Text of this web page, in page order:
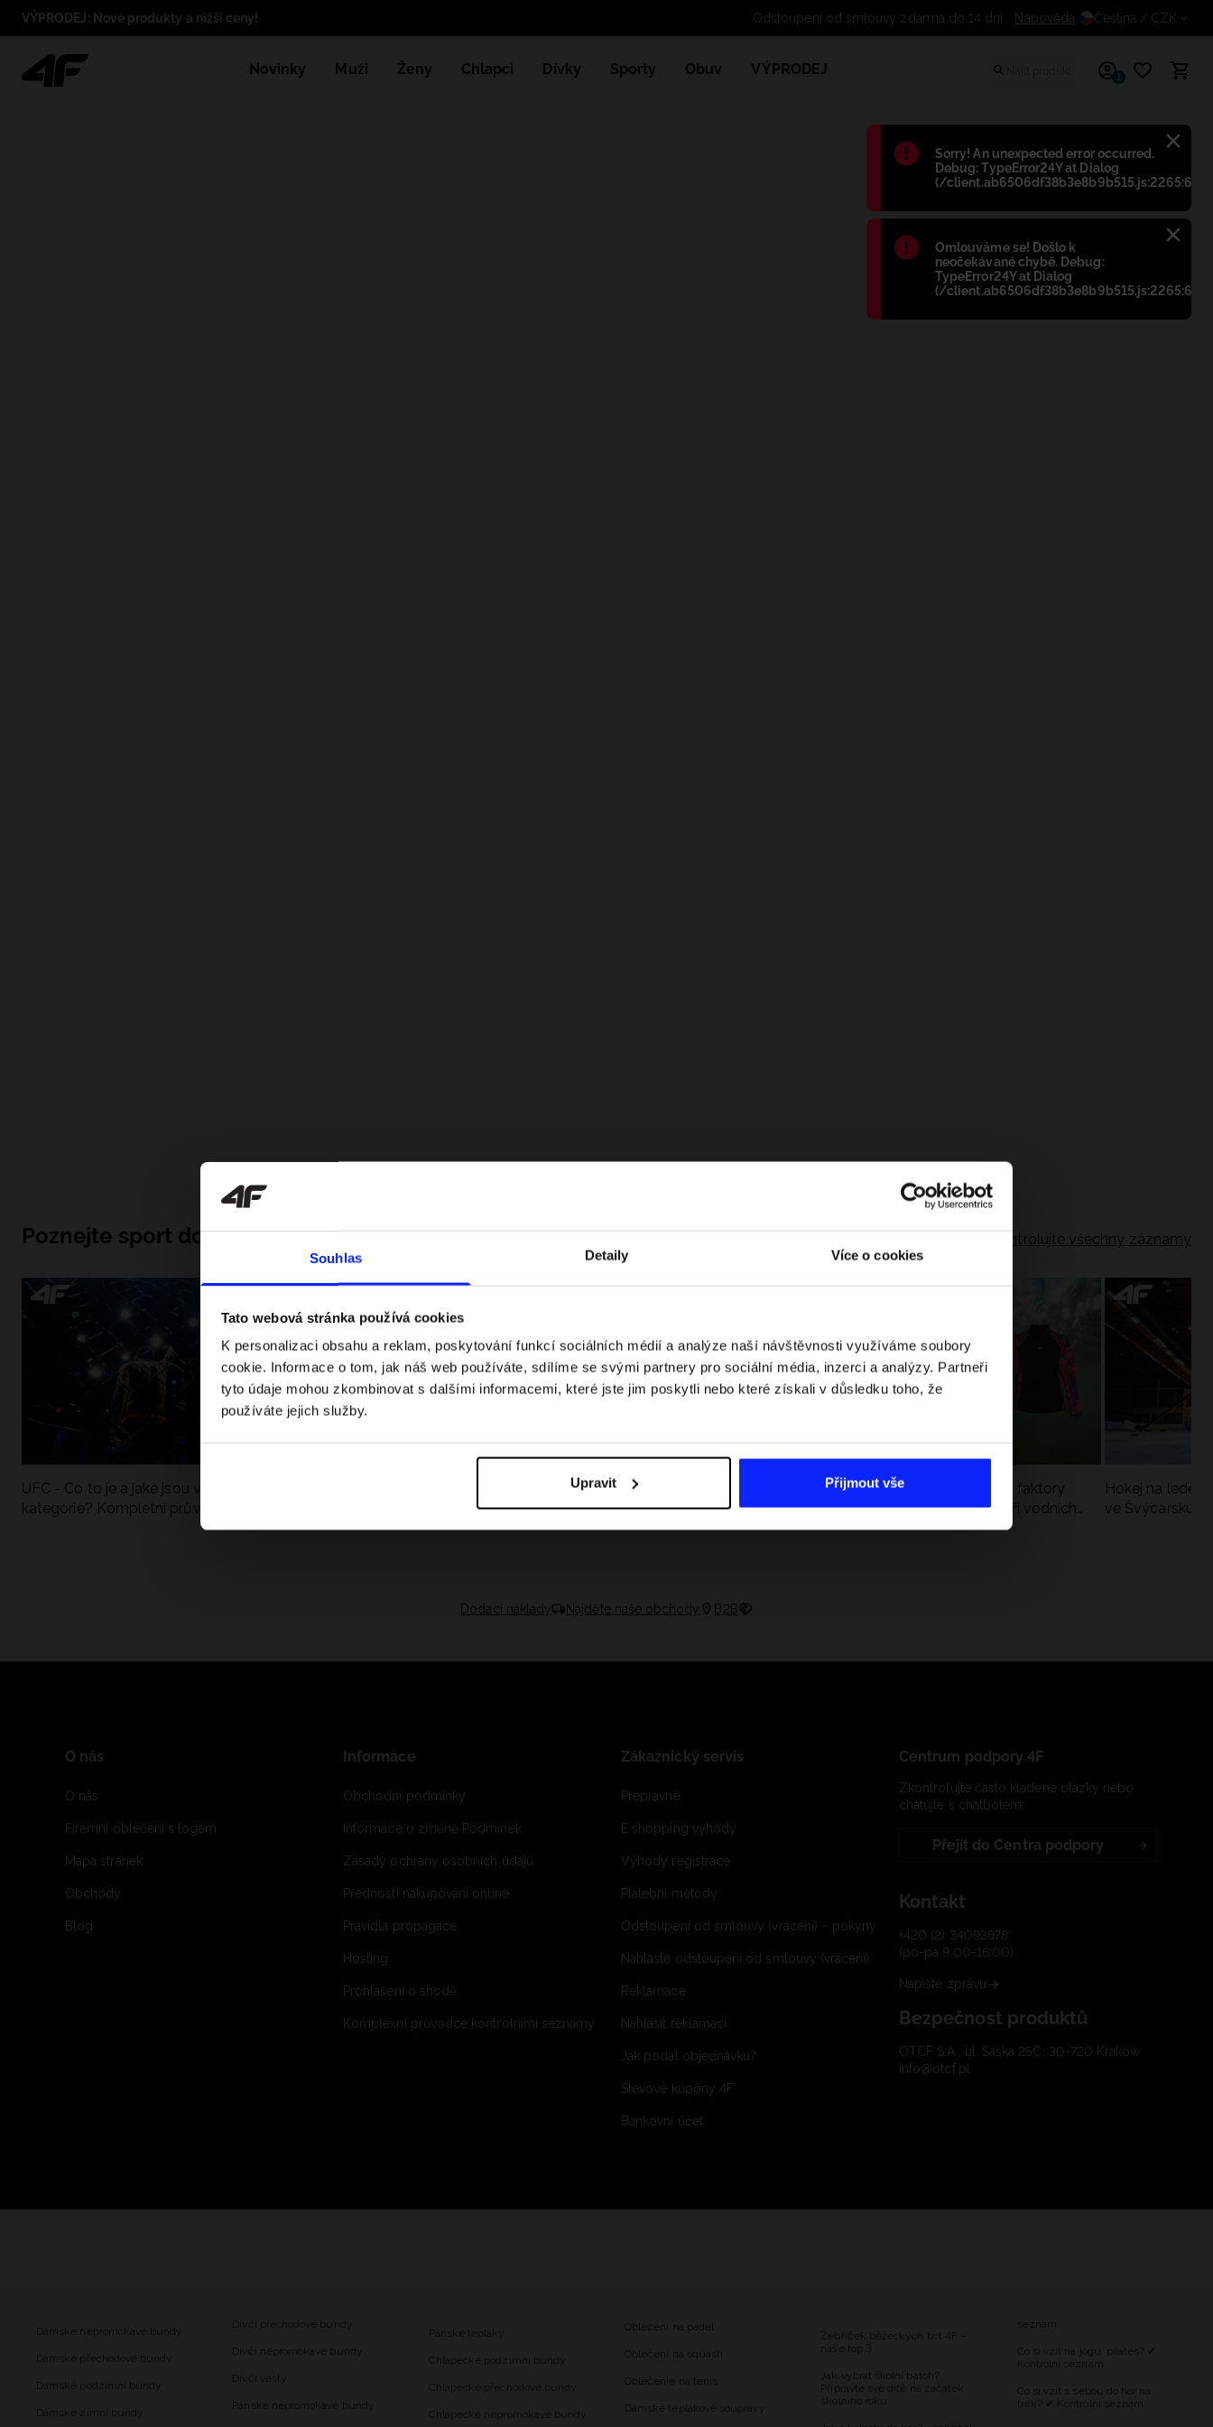
Souhlas Detaily Více o cookies
Tato webová stránka používá cookies
K personalizaci obsahu a reklam, poskytování funkcí sociálních médií a analýze naší návštěvnosti využíváme soubory
cookie. Informace o tom, jak náš web používáte, sdílíme se svými partnery pro sociální média, inzerci a analýzy. Partneři
tyto údaje mohou zkombinovat s dalšími informacemi, které jste jim poskytli nebo které získali v důsledku toho, že
používáte jejich služby.
Upravit Přijmout vše
Błąd:
Sorry! An unexpected error occurred.
Debug: TypeError24Y at Dialog
(/client.ab6506df38b3e8b9b515.js:2265:698)
Błąd:
Omlouváme se! Došlo k
neočekávané chybě. Debug:
TypeError24Y at Dialog
(/client.ab6506df38b3e8b9b515.js:2265:698)
VÝPRODEJ: Nové produkty a nižší ceny! Odstoupení od smlouvy zdarma do 14
Nápověda Čeština / CZK
Novinky Muži Ženy Chlapci Dívky Sporty Obuv VÝPRODEJ 1
Poznejte sport do hloubky Zkontrolujte všechny záznamy
UFC - Co to je a jaké jsou váhové
kategorie? Kompletní průvodce
závodů, rekordy a nejlepší jezdci F1
Jak si sbalit batoh do letadla a
nepřekročit limity?
Slunce, vítr a voda: jak tyto faktory
zatěžují pokožku v létě a při vodních
sportech
Hokej na ledě
ve Švýcarsku.
Dodací náklady Najděte naše obchody B2B
O nás
O nás
Firemní oblečení s logem
Mapa stránek
Obchody
Blog
Informace
Obchodní podmínky
Informace o změně Podmínek
Zásady ochrany osobních údajů
Přednosti nakupování online
Pravidla propagace
Hosting
Prohlášení o shodě
Komplexní průvodce kontrolními seznamy
Zákaznický servis
Přepravné
E shopping vyhody
Výhody registrace
Platební metody
Odstoupení od smlouvy (vrácení) – pokyny
Nahlaste odstoupení od smlouvy (vrácení)
Reklamace
Nahlásit reklamaci
Jak podat objednávku?
Slevové kupóny 4F
Bankovní účet
Centrum podpory 4F
Zkontrolujte často kladené otázky nebo
chatujte s chatbotem:
Přejít do Centra podpory
Kontakt
+420 (2) 34093878
(po-pá 9:00-16:00)
Napište zprávu
Bezpečnost produktů
OTCF S.A., ul. Saska 25C, 30-720 Kraków
info@otcf.pl